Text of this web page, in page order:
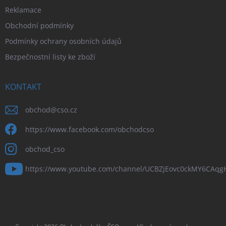
Reklamace
Obchodní podmínky
Podmínky ochrany osobních údajů
Bezpečnostní listy ke zboží
KONTAKT
obchod@cso.cz
https://www.facebook.com/obchodcso
obchod_cso
https://www.youtube.com/channel/